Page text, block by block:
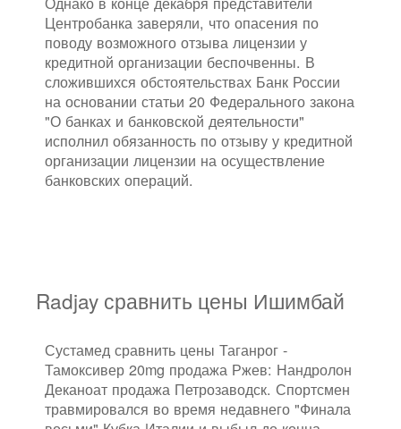
Центробанка заверяли, что опасения по
поводу возможного отзыва лицензии у
кредитной организации беспочвенны. В
сложившихся обстоятельствах Банк России
на основании статьи 20 Федерального закона
"О банках и банковской деятельности"
исполнил обязанность по отзыву у кредитной
организации лицензии на осуществление
банковских операций.
Radjay сравнить цены Ишимбай
Сустамед сравнить цены Таганрог -
Тамоксивер 20mg продажа Ржев: Нандролон
Деканоат продажа Петрозаводск. Спортсмен
травмировался во время недавнего "Финала